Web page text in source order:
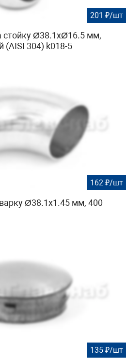
201 ₽/шт
стойку Ø38.1хØ16.5 мм,
(AISI 304) k018-5
162 ₽/шт
Ø38.1х1.45 мм, 400
135 ₽/шт